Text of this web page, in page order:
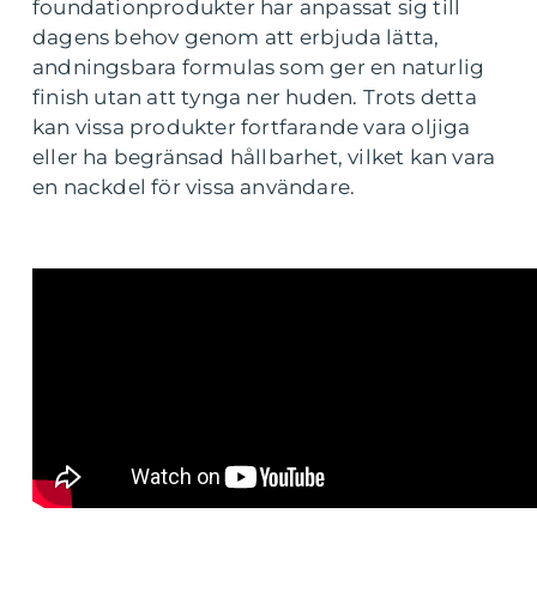
foundationprodukter har anpassat sig till
dagens behov genom att erbjuda lätta,
andningsbara formulas som ger en naturlig
finish utan att tynga ner huden. Trots detta
kan vissa produkter fortfarande vara oljiga
eller ha begränsad hållbarhet, vilket kan vara
en nackdel för vissa användare.